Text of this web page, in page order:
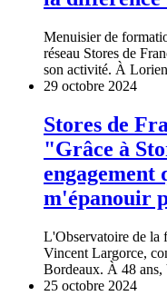
Menuisier de
réseau Stores de
son activité. À
29 octobre 2024
Stores de
"Grâce à
m'épanouir
L'Observatoire de la
Vincent Largorce,
Bordeaux. À 48 ans,
25 octobre 2024